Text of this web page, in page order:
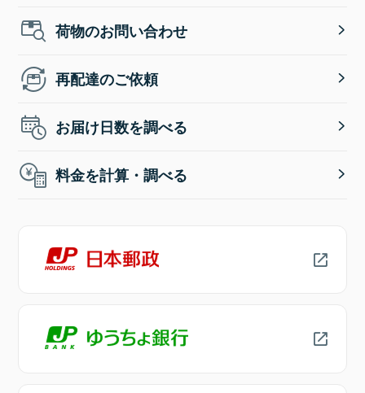
荷物のお問い合わせ
再配達のご依頼
お届け日数を調べる
料金を計算・調べる